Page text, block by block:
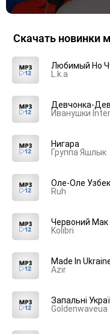
Скачать новинки
Любимый Но
L.k.a
Девчонка-
Нигара
Группа Яшлык
Оле-Оле
Ruh
Червоний Мак
Kolibri
Made In
Azir
Запальні
Goldenwaveua